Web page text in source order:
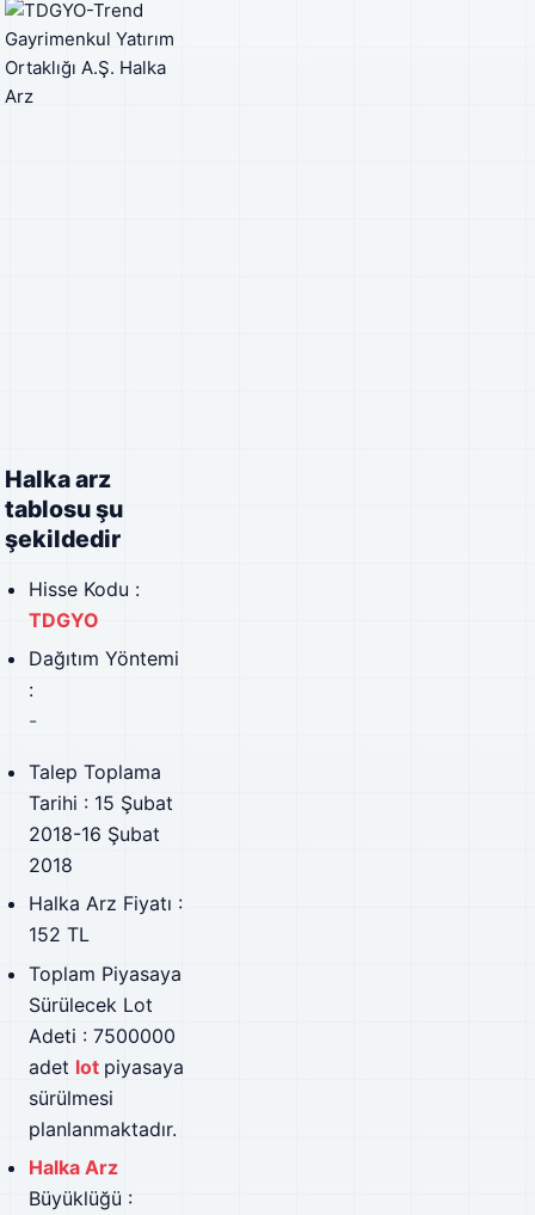
Halka arz
tablosu şu
şekildedir
Hisse Kodu :
TDGYO
Dağıtım Yöntemi
:
-
Talep Toplama
Tarihi : 15 Şubat
2018-16 Şubat
2018
Halka Arz Fiyatı :
152 TL
Toplam Piyasaya
Sürülecek Lot
Adeti : 7500000
adet lot piyasaya
sürülmesi
planlanmaktadır.
Halka Arz
Büyüklüğü :